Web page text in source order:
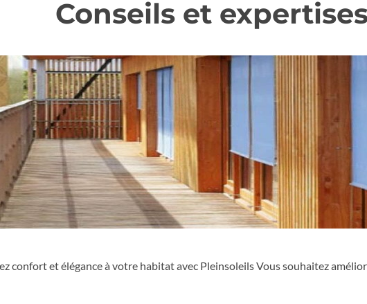
Conseils et
confort et élégance à votre habitat avec Pleinsoleils Vous souhaitez